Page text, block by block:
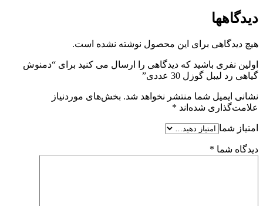
دیدگاهها
هیچ دیدگاهی برای این محصول نوشته نشده است.
اولین نفری باشید که دیدگاهی را ارسال می کنید برای “دمنوش
گیاهی رد لیبل گوزل 30 عددی”
نشانی ایمیل شما منتشر نخواهد شد. بخش‌های موردنیاز
علامت‌گذاری شده‌اند *
امتیاز شما
دیدگاه شما *